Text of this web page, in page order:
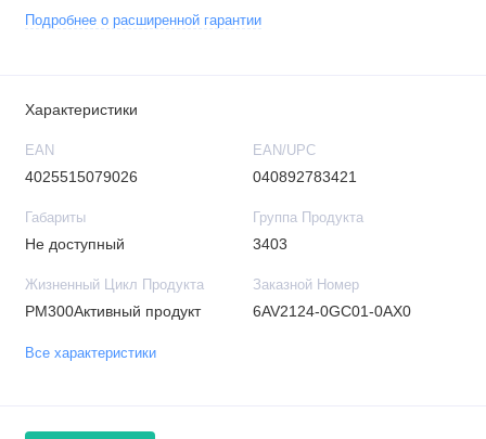
Подробнее о расширенной гарантии
Характеристики
EAN
4025515079026
EAN/UPC
040892783421
Габариты
Не доступный
Группа Продукта
3403
Жизненный Цикл Продукта
PM300Активный продукт
Заказной Номер
6AV2124-0GC01-0AX0
Все характеристики